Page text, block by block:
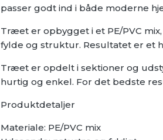
passer godt ind i både moderne
Træet er opbygget i et PE/PVC
fylde og struktur. Resultatet er et
Træet er opdelt i sektioner og
hurtig og enkel. For det bedste
Produktdetaljer
Materiale: PE/PVC mix